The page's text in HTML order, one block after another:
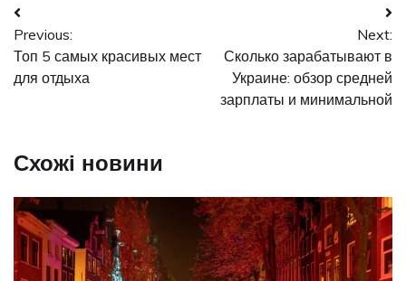
Навігація
записів
Previous:
Топ 5 самых красивых мест
для отдыха
Next:
Сколько зарабатывают в
Украине: обзор средней
зарплаты и минимальной
Схожі новини